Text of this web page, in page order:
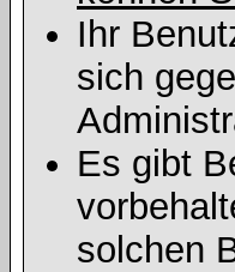
Ihr
sich
Es gibt
solchen